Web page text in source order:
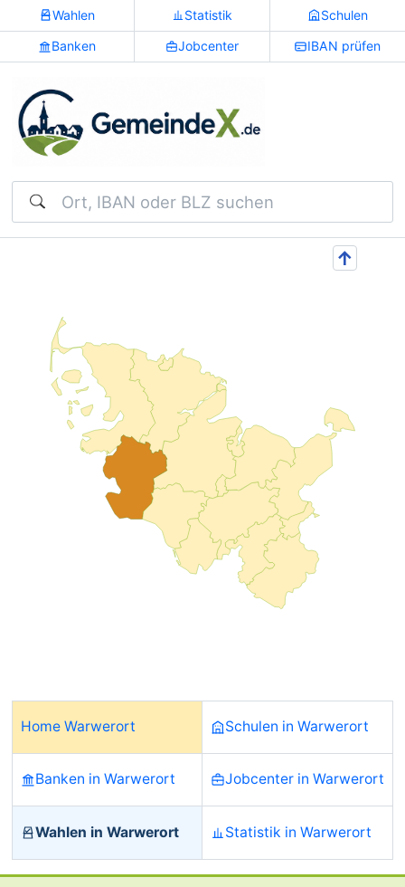
Wahlen Statistik Schulen
Banken Jobcenter IBAN prüfen
Suchen
↑
Home Warwerort Schulen in Warwerort
Banken in Warwerort Jobcenter in Warwerort
Wahlen in Warwerort Statistik in Warwerort